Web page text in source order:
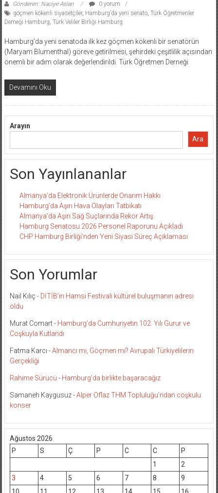
Gönderen: Naciye Aslan
0 yorum
göçmen kökenli siyasetçiler, Hamburg’da yeni senato, Türk Öğretmenler
Derneği Hamburg, Türk Veliler Birliği Hamburg
Hamburg’da yeni senatoda ilk kez göçmen kökenli bir senatörün
(Maryam Blumenthal) göreve getirilmesi, şehirdeki çeşitlilik açısından
önemli bir adım olarak değerlendirildi. Türk Öğretmen Derneği
Devamını Oku
Arayın
Ara
Son Yayınlananlar
Almanya’da Elektronik Ürünlerde Onarım Hakkı
Hamburg’da Aşırı Hava Olayları Tatbikatı
Almanya’da Aşırı Sağ Suçlarında Rekor Artış
Hamburg Senatosu 2026 Personel Raporunu Açıkladı
CHP Hamburg Birliği’nden Yeni Siyasi Süreç Açıklaması
Son Yorumlar
Nail Kılıç - DİTİB’in Hamsi Festivali kültürel buluşmanın adresi
oldu
Murat Comart- Hamburg’da Cumhuriyetin 102. Yılı Gurur ve
Coşkuyla Kutlandı
Fatma Karcı -Almancı mı, Göçmen mi? Avrupalı Türkiyelilerin
Gerçekliği
Rahime Sürücü - Hamburg’da birlikte başaracağız
Samaneh Kaygusuz-Alper Oflaz THM Topluluğu’ndan coşkulu
konser
Ağustos 2026
P
S Ç P C C
P
1
2
3
4 5 6 7 8
9